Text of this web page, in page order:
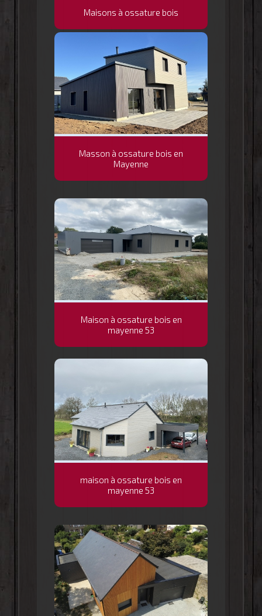
Maisons à ossature bois
Masson à ossature bois en
Mayenne
Maison à ossature bois en
mayenne 53
maison à ossature bois en
mayenne 53